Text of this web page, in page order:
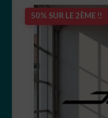
50% SUR LE 2ÈME !!